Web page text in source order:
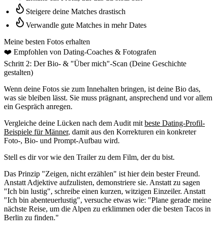
Steigere deine Matches drastisch
Verwandle gute Matches in mehr Dates
Meine besten Fotos erhalten
❤️ Empfohlen von Dating-Coaches & Fotografen
Schritt 2: Der Bio- & "Über mich"-Scan (Deine Geschichte
gestalten)
Wenn deine Fotos sie zum Innehalten bringen, ist deine Bio das,
was sie bleiben lässt. Sie muss prägnant, ansprechend und vor allem
ein Gespräch anregen.
Vergleiche deine Lücken nach dem Audit mit beste Dating-Profil-
Beispiele für Männer, damit aus den Korrekturen ein konkreter
Foto-, Bio- und Prompt-Aufbau wird.
Stell es dir vor wie den Trailer zu dem Film, der du bist.
Das Prinzip "Zeigen, nicht erzählen" ist hier dein bester Freund.
Anstatt Adjektive aufzulisten, demonstriere sie. Anstatt zu sagen
"Ich bin lustig", schreibe einen kurzen, witzigen Einzeiler. Anstatt
"Ich bin abenteuerlustig", versuche etwas wie: "Plane gerade meine
nächste Reise, um die Alpen zu erklimmen oder die besten Tacos in
Berlin zu finden."